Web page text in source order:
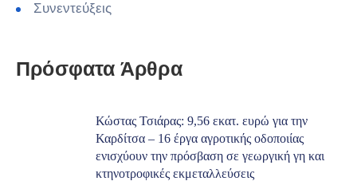
Συνεντεύξεις
Πρόσφατα Άρθρα
Κώστας Τσιάρας: 9,56 εκατ. ευρώ για την
Καρδίτσα – 16 έργα αγροτικής οδοποιίας
ενισχύουν την πρόσβαση σε γεωργική γη και
κτηνοτροφικές εκμεταλλεύσεις